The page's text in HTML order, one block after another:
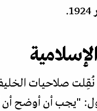
صلاحيات
"يجب أن أوضح أن